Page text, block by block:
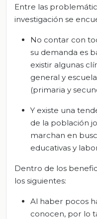
Entre las
investigación se
No contar con
su demanda es
existir algunas
general y
(primaria y
Y existe una
de la población
marchan en
educativas y
Dentro de los
los siguientes:
Al haber pocos
conocen, por lo